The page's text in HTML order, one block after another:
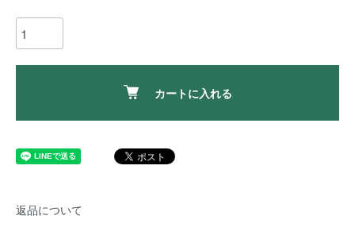
カートに入れる
返品について